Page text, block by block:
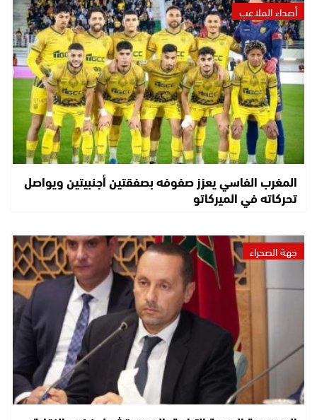
أصداء الملاعب
المغرب الفاسي يعزز صفوفه بصفقتين أجنبيتين ويواصل
تحركاته في الميركاتو
جهة الصحراء